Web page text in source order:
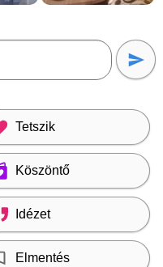
Tetszik
Köszöntő
Idézet
Elmentés